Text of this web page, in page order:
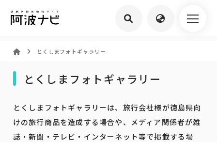
とくしまフォトギャラリー
とくしまフォトギャラリー
とくしまフォトギャラリーは、旅行会社様が徳島県向
けの旅行商品を造成する場合や、メディア関係者が雑
誌・新聞・テレビ・インターネット等で掲載する場